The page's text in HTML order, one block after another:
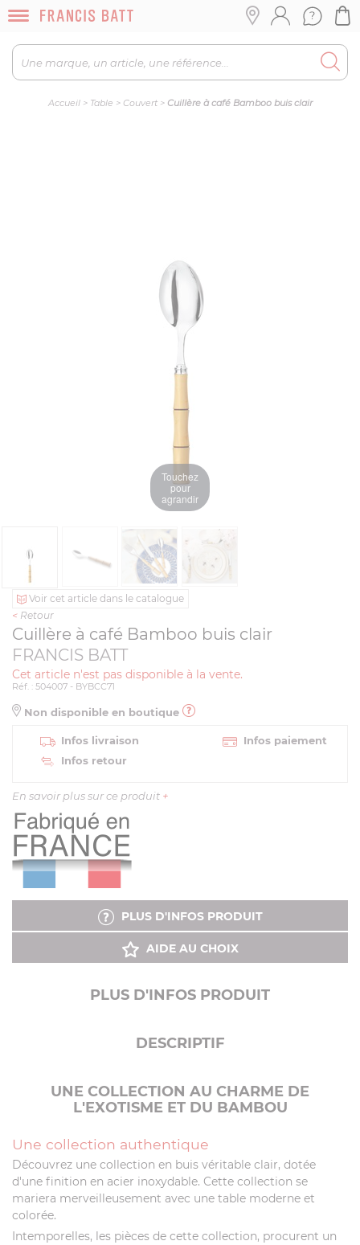
Accueil> Table > Couvert> Cuillère à café Bamboo buis clair
Touchez
pour
agrandir
Voir cet article dans le catalogue
< Retour
Cuillère à café Bamboo buis clair
FRANCIS BATT
Cet article n'est pas disponible à la vente.
Réf. : 504007 - BYBCC71
Non disponible en boutique
Infos livraison
Infos paiement
Infos retour
En savoir plus sur ce produit +
PLUS D'INFOS PRODUIT
AIDE AU CHOIX
PLUS D'INFOS PRODUIT
DESCRIPTIF
UNE COLLECTION AU CHARME DE
L'EXOTISME ET DU BAMBOU
Une collection authentique
Découvrez une collection en buis véritable clair, dotée
d'une finition en acier inoxydable. Cette collection se
mariera merveilleusement avec une table moderne et
colorée.
Intemporelles, les pièces de cette collection, procurent un